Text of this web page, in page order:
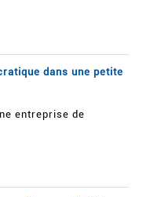
dans une petite
entreprise de